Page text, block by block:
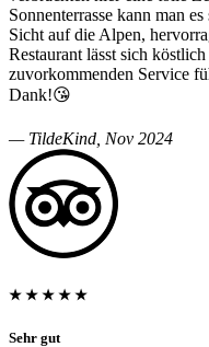
Sonnenterrasse kann man
Sicht auf die Alpen,
Restaurant lässt sich
zuvorkommenden Service
Dank!😘
— TildeKind, Nov 2024
★ ★ ★ ★ ★
Sehr gut